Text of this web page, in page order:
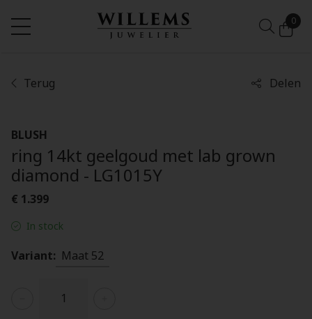
0
Terug Delen
BLUSH
ring 14kt geelgoud met lab grown
diamond - LG1015Y
€ 1.399
In stock
Variant: Maat 52